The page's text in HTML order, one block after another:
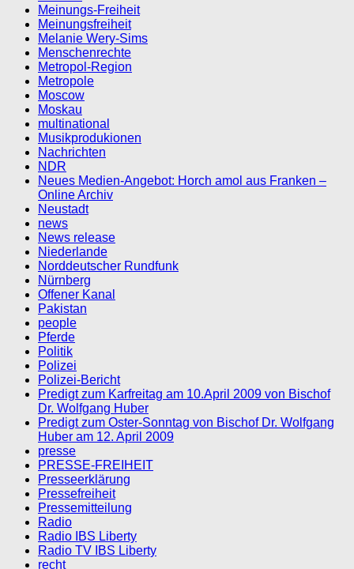
Meinungs-Freiheit
Meinungsfreiheit
Melanie Wery-Sims
Menschenrechte
Metropol-Region
Metropole
Moscow
Moskau
multinational
Musikprodukionen
Nachrichten
NDR
Neues Medien-Angebot: Horch amol aus Franken –
Online Archiv
Neustadt
news
News release
Niederlande
Norddeutscher Rundfunk
Nürnberg
Offener Kanal
Pakistan
people
Pferde
Politik
Polizei
Polizei-Bericht
Predigt zum Karfreitag am 10.April 2009 von Bischof
Dr. Wolfgang Huber
Predigt zum Oster-Sonntag von Bischof Dr. Wolfgang
Huber am 12. April 2009
presse
PRESSE-FREIHEIT
Presseerklärung
Pressefreiheit
Pressemitteilung
Radio
Radio IBS Liberty
Radio TV IBS Liberty
recht